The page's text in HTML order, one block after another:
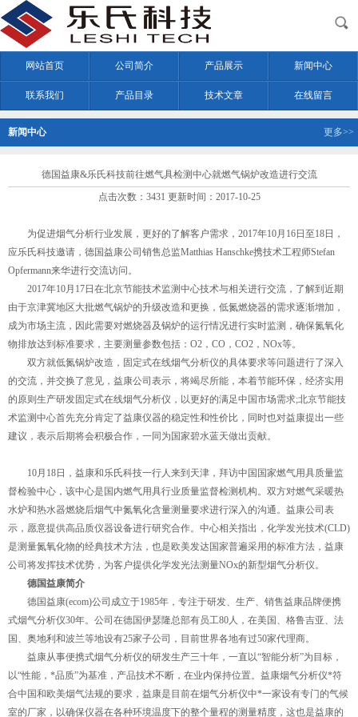
网站首页 公司简介 产品展示 新闻中心
联系我们 产品目录 技术文章 在线留言
新闻中心 更多>>
德国益康&乐氏科技前往燃气具检测中心就燃气锅炉改造进行交流
点击次数：3431 更新时间：2017-10-25
为促进烟气分析行业发展，更好的了解客户需求，2017年10月16日至18日，
应乐氏科技邀请，德国益康公司销售总监Matthias Hanschke携技术工程师Stefan
Opfermann来华进行交流访问。
2017年10月17日在北京节能技术监测中心技术与相关进行交流，了解到近期
由于京津冀地区大批燃气锅炉的升级改造和更换，低氮燃烧器的需求逐渐增加，
成为市场主流，因此需要对燃烧器及锅炉的运行情况进行实时监测，确保氮氧化
物排放达到标准要求，主要测量参数包括：O2，CO，CO2，NOx等。
双方就低氮锅炉改造，固定式在线烟气分析仪的具体要求等问题进行了深入
的交流，并交换了意见，益康公司表示，将竭尽所能，本着节能环保，经济实用
的原则生产研发固定式在线烟气分析仪，以更好的满足中国市场需求;北京节能技
术监测中心首先充分肯定了益康仪器的稳定性和性价比，同时也对益康提出一些
建议，表示后期将会积极合作，一同为国家碧水蓝天做出贡献。
10月18日，益康和乐氏科技一行人来到天津，拜访中国国家燃气用具质量监
督检验中心，该中心是国内燃气用具行业质量监督检测机构。双方对燃气采暖热
水炉和热水器燃烧后烟气中氮氧化含量测量要求进行深入的沟通。益康公司表
示，愿意提供高品质仪器设备进行研究合作。中心相关指出，化学发光技术(CLD)
是测量氮氧化物的经典技术方法，也是欧美发达国家普遍采用的标准方法，益康
公司将发挥技术优势，为客户提供化学发光法测量NOx的新型烟气分析仪。
德国益康简介
德国益康(ecom)公司成立于1985年，专注于研发、生产、销售益康品牌便携
式烟气分析仪30年。公司在德国伊瑟隆总部有员工80人，在美国、格鲁吉亚、法
国、奥地利和波兰等地设有25家子公司，目前世界各地有过50家代理商。
益康从事便携式烟气分析仪的研发生产三十年，一直以“智能分析”为目标，
以“性能，*品质”为基准，产品技术不断，在业内保持位置。益康烟气分析仪*符
合中国和欧美烟气法规的要求，益康是目前在烟气分析仪中*一家设有专门的气候
室的厂家，以确保仪器在各种环境温度下的整个量程的测量精度，这也是益康的